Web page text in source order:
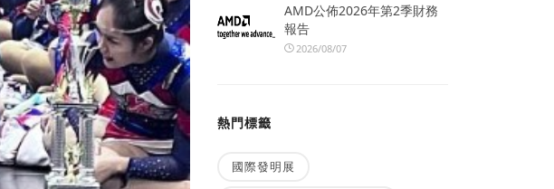
AMD公佈2026年第2季財務
報告
2026/08/07
熱門標籤
國際發明展